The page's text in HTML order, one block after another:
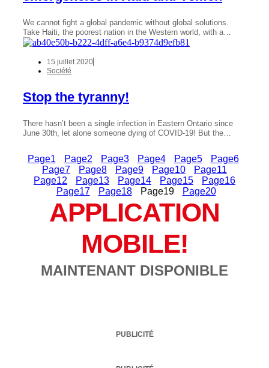
We cannot fight a global pandemic without global solutions.
Take Haiti, the poorest nation in the Western world, with a…
15 juillet 2020
Société
Stop the tyranny!
There hasn’t been a single infection in Eastern Ontario since
June 30th, let alone someone dying of COVID-19! But the…
Page1 Page2 Page3 Page4 Page5 Page6
Page7 Page8 Page9 Page10 Page11
Page12 Page13 Page14 Page15 Page16
Page17 Page18 Page19 Page20
APPLICATION
MOBILE!
MAINTENANT DISPONIBLE
PUBLICITÉ